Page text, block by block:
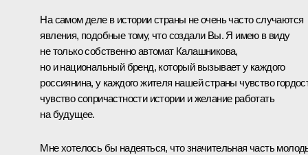
На самом деле в истории страны не очень часто случаются
явления, подобные тому, что создали Вы. Я имею в виду
не только собственно автомат Калашникова,
но и национальный бренд, который вызывает у каждого
россиянина, у каждого жителя нашей страны чувство
чувство сопричастности истории и желание работать
на будущее.
Мне хотелось бы надеяться, что значительная часть